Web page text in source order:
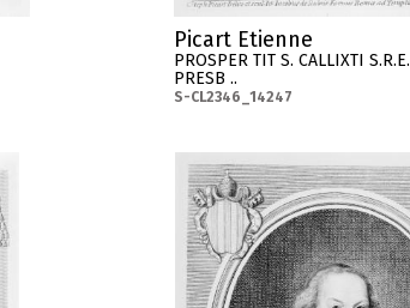
Picart Etienne
PROSPER TIT S. CALLIXTI S.R.E.
PRESB ..
S-CL2346_14247